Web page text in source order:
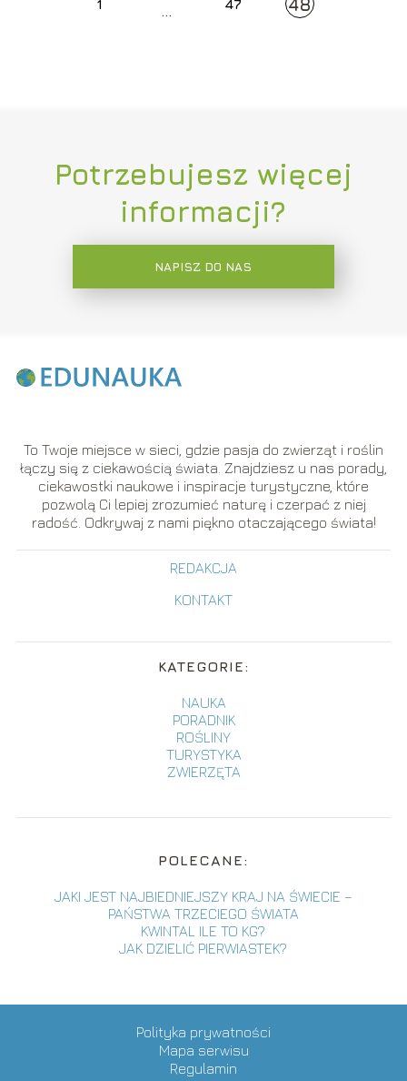
1 ... 47
Potrzebujesz więcej
informacji?
NAPISZ DO NAS
To Twoje miejsce w sieci, gdzie pasja do zwierząt i roślin
łączy się z ciekawością świata. Znajdziesz u nas porady,
ciekawostki naukowe i inspiracje turystyczne, które
pozwolą Ci lepiej zrozumieć naturę i czerpać z niej
radość. Odkrywaj z nami piękno otaczającego świata!
REDAKCJA
KONTAKT
KATEGORIE:
NAUKA
PORADNIK
ROŚLINY
TURYSTYKA
ZWIERZĘTA
POLECANE:
JAKI JEST NAJBIEDNIEJSZY KRAJ NA ŚWIECIE –
PAŃSTWA TRZECIEGO ŚWIATA
KWINTAL ILE TO KG?
JAK DZIELIĆ PIERWIASTEK?
Polityka prywatności
Mapa serwisu
Regulamin